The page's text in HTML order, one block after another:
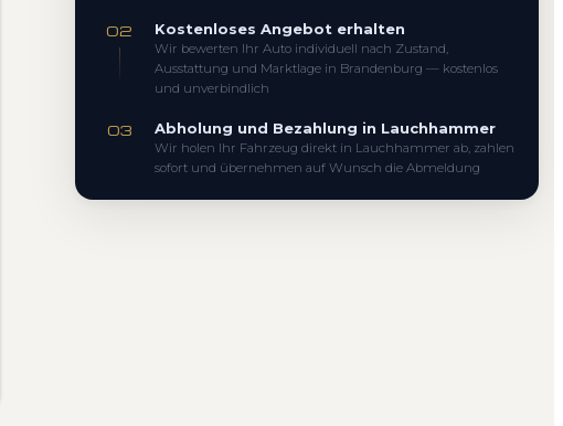
02 Kostenloses Angebot erhalten
Wir bewerten Ihr Auto individuell nach Zustand,
Ausstattung und Marktlage in Brandenburg — kostenlos
und unverbindlich
03 Abholung und Bezahlung in Lauchhammer
Wir holen Ihr Fahrzeug direkt in Lauchhammer ab, zahlen
sofort und übernehmen auf Wunsch die Abmeldung